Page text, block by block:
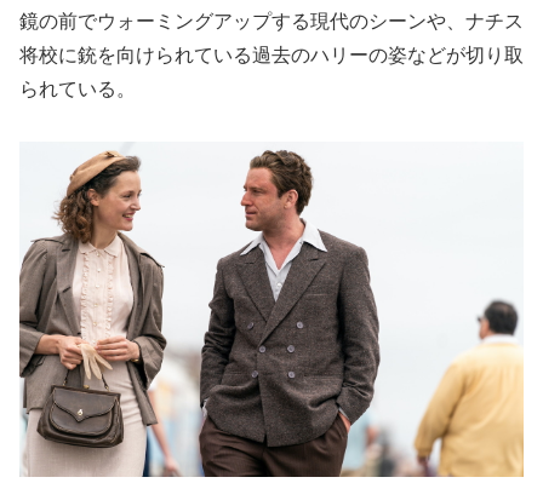
鏡の前でウォーミングアップする現代のシーンや、ナチス
将校に銃を向けられている過去のハリーの姿などが切り取
られている。